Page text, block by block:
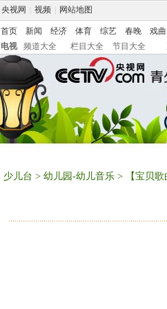
央视网 视频 网站地图
首页 新闻 经济 体育 综艺 春晚 戏曲
电视
频道大全 栏目大全 节目大全
少儿台 > 幼儿园-幼儿音乐 > 【宝贝歌